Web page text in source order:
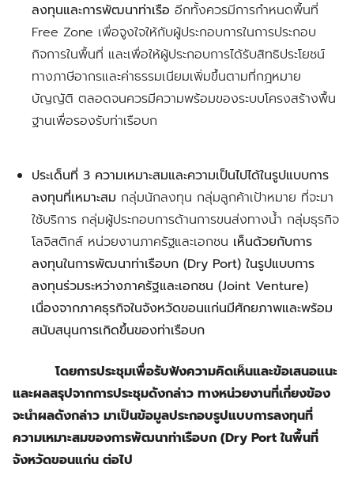
ลงทุนและการพัฒนาท่าเรือ อีกทั้งควรมีการกำหนดพื้นที่
Free Zone เพื่อจูงใจให้กับผู้ประกอบการในการประกอบ
กิจการในพื้นที่ และเพื่อให้ผู้ประกอบการได้รับสิทธิประโยชน์
ทางภาษีอากรและค่าธรรมเนียมเพิ่มขึ้นตามที่กฎหมาย
บัญญัติ ตลอดจนควรมีความพร้อมของระบบโครงสร้างพื้น
ฐานเพื่อรองรับท่าเรือบก
ประเด็นที่ 3 ความเหมาะสมและความเป็นไปได้ในรูปแบบการ
ลงทุนที่เหมาะสม กลุ่มนักลงทุน กลุ่มลูกค้าเป้าหมาย ที่จะมา
ใช้บริการ กลุ่มผู้ประกอบการด้านการขนส่งทางน้ำ กลุ่มธุรกิจ
โลจิสติกส์ หน่วยงานภาครัฐและเอกชน เห็นด้วยกับการ
ลงทุนในการพัฒนาท่าเรือบก (Dry Port) ในรูปแบบการ
ลงทุนร่วมระหว่างภาครัฐและเอกชน (Joint Venture)
เนื่องจากภาคธุรกิจในจังหวัดขอนแก่นมีศักยภาพและพร้อม
สนับสนุนการเกิดขึ้นของท่าเรือบก
โดยการประชุมเพื่อรับฟังความคิดเห็นและข้อเสนอแนะ
และผลสรุปจากการประชุมดังกล่าว ทางหน่วยงานที่เกี่ยงข้อง
จะนำผลดังกล่าว มาเป็นข้อมูลประกอบรูปแบบการลงทุนที่
ความเหมาะสมของการพัฒนาท่าเรือบก (Dry Port ในพื้นที่
จังหวัดขอนแก่น ต่อไป